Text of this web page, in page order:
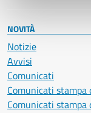
NOVITÀ
Notizie
Avvisi
Comunicati
Comunicati stampa
Comunicati stampa